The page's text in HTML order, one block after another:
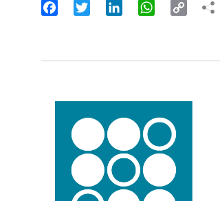
FacebookTwitter LinkedInWhatsApp
Copy